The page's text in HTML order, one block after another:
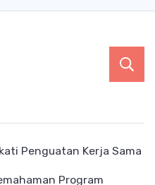
Penguatan Kerja Sama
Program